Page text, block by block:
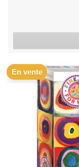
En vente